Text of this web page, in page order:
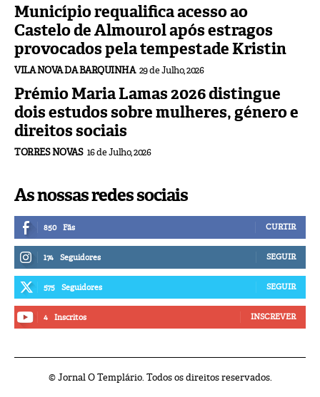
Município requalifica acesso ao
Castelo de Almourol após estragos
provocados pela tempestade Kristin
VILA NOVA DA BARQUINHA 29 de Julho, 2026
Prémio Maria Lamas 2026 distingue
dois estudos sobre mulheres, género e
direitos sociais
TORRES NOVAS 16 de Julho, 2026
As nossas redes sociais
850 Fãs CURTIR
174 Seguidores SEGUIR
575 Seguidores SEGUIR
4 Inscritos INSCREVER
© Jornal O Templário. Todos os direitos reservados.